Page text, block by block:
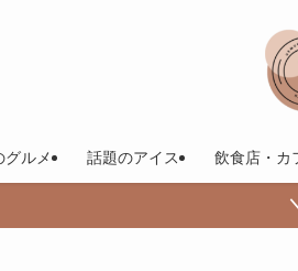
グルメ 話題のアイス 飲食店・カ